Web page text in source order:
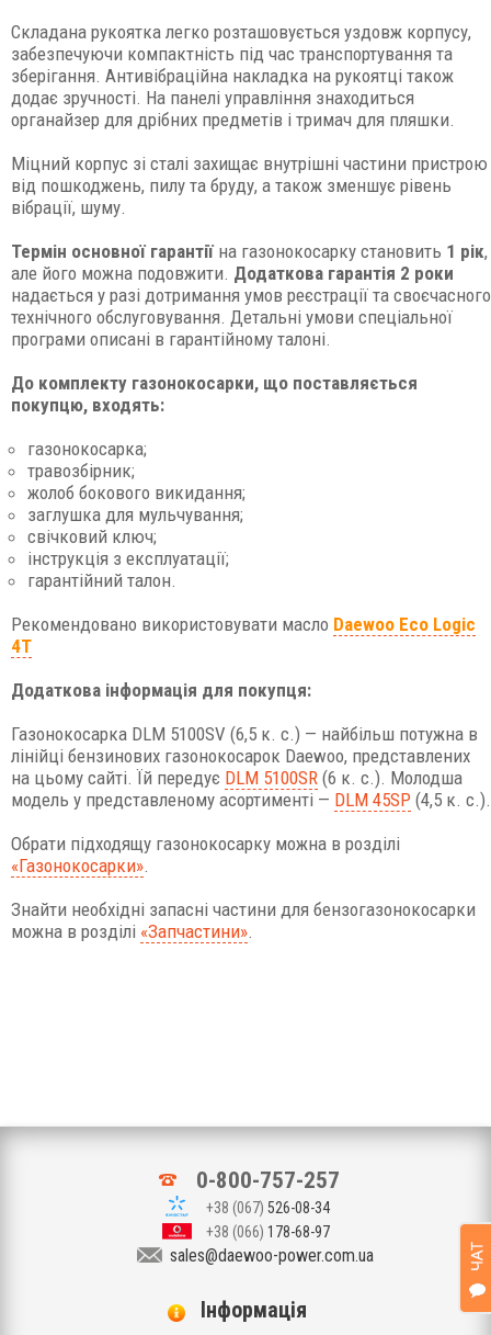
Складана рукоятка легко розташовується уздовж корпусу,
забезпечуючи компактність під час транспортування та
зберігання. Антивібраційна накладка на рукоятці також
додає зручності. На панелі управління знаходиться
органайзер для дрібних предметів і тримач для пляшки.
Міцний корпус зі сталі захищає внутрішні частини пристрою
від пошкоджень, пилу та бруду, а також зменшує рівень
вібрації, шуму.
Термін основної гарантіїна газонокосарку становить 1 рік,
але його можна подовжити. Додаткова гарантія 2 роки
надається у разі дотримання умов реєстрації та своєчасного
технічного обслуговування. Детальні умови спеціальної
програми описані в гарантійному талоні.
До комплекту газонокосарки, що поставляється
покупцю, входять:
газонокосарка;
травозбірник;
жолоб бокового викидання;
заглушка для мульчування;
свічковий ключ;
інструкція з експлуатації;
гарантійний талон.
Рекомендовано використовувати масло Daewoo Eco Logic
4T
Додаткова інформація для покупця:
Газонокосарка DLM 5100SV (6,5 к. с.) — найбільш потужна в
лінійці бензинових газонокосарок Daewoo, представлених
на цьому сайті. Їй передує DLM 5100SR (6 к. с.). Молодша
модель у представленому асортименті — DLM 45SP (4,5 к. с.).
Обрати підходящу газонокосарку можна в розділі
«Газонокосарки».
Знайти необхідні запасні частини для бензогазонокосарки
можна в розділі «Запчастини».
0-800-757-257
+38 (067) 526-08-34
+38 (066) 178-68-97
sales@daewoo-power.com.ua
Iнформація